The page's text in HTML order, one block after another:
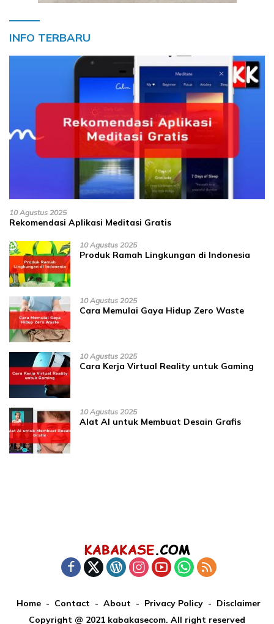
INFO TERBARU
10 Agustus 2025
Rekomendasi Aplikasi Meditasi Gratis
10 Agustus 2025
Produk Ramah Lingkungan di Indonesia
10 Agustus 2025
Cara Memulai Gaya Hidup Zero Waste
10 Agustus 2025
Cara Kerja Virtual Reality untuk Gaming
10 Agustus 2025
Alat AI untuk Membuat Desain Grafis
Home Contact About Privacy Policy
Disclaimer
Copyright @ 2021 kabakasecom. All right reserved